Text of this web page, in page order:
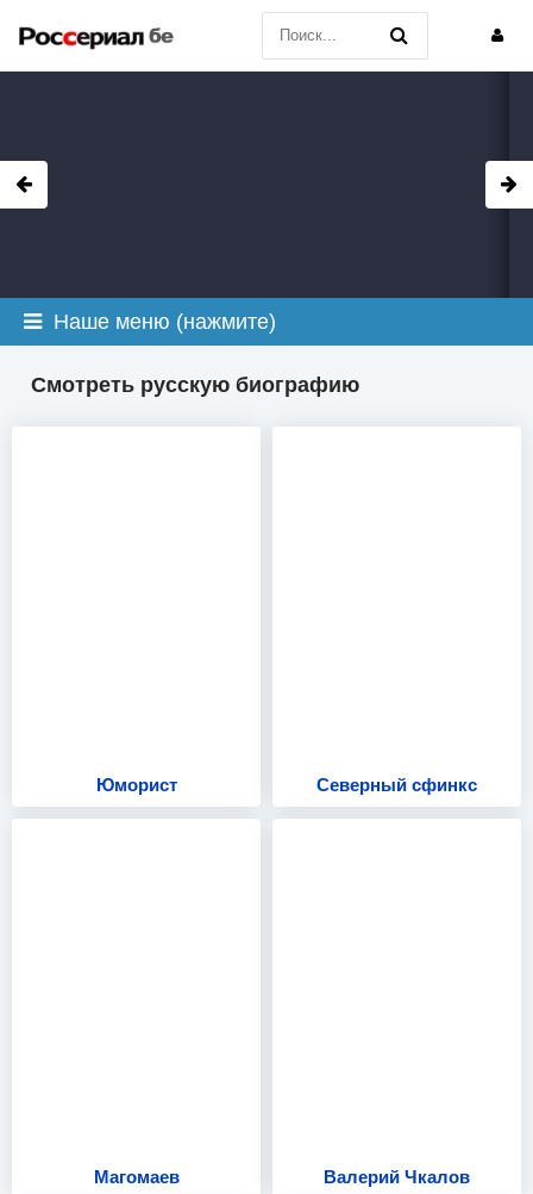
Наше меню (нажмите)
Смотреть русскую биографию
Юморист Северный сфинкс
Магомаев Валерий Чкалов